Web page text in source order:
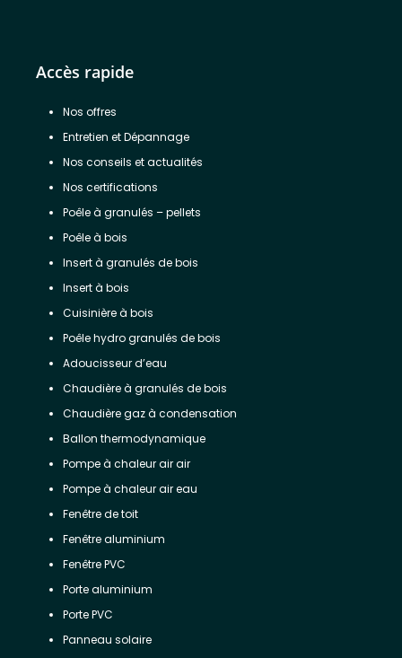
Accès rapide
Nos offres
Entretien et Dépannage
Nos conseils et actualités
Nos certifications
Poêle à granulés – pellets
Poêle à bois
Insert à granulés de bois
Insert à bois
Cuisinière à bois
Poêle hydro granulés de bois
Adoucisseur d’eau
Chaudière à granulés de bois
Chaudière gaz à condensation
Ballon thermodynamique
Pompe à chaleur air air
Pompe à chaleur air eau
Fenêtre de toit
Fenêtre aluminium
Fenêtre PVC
Porte aluminium
Porte PVC
Panneau solaire